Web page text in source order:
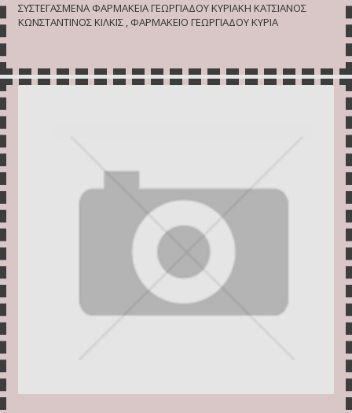
ΣΥΣΤΕΓΑΣΜΕΝΑ ΦΑΡΜΑΚΕΙΑ ΓΕΩΡΓΙΑΔΟΥ ΚΥΡΙΑΚΗ ΚΑΤΣΙΑΝΟΣ
ΚΩΝΣΤΑΝΤΙΝΟΣ ΚΙΛΚΙΣ , ΦΑΡΜΑΚΕΙΟ ΓΕΩΡΓΙΑΔΟΥ ΚΥΡΙΑ